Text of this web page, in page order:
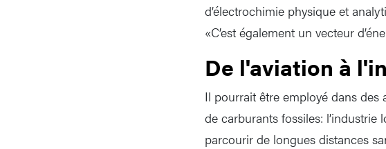
d’électrochimie physique et
«C’est également un vecteur
De l'aviation à
Il pourrait être employé dans des
de carburants fossiles: l’industrie
parcourir de longues distances